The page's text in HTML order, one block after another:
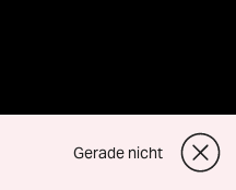
Gerade nicht